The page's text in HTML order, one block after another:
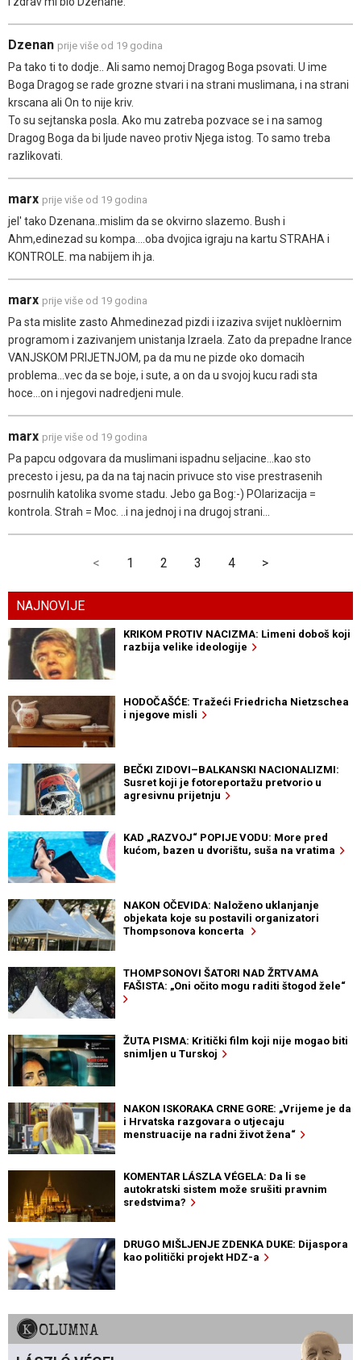
Dzenan prije više od 19 godina
Pa tako ti to dodje.. Ali samo nemoj Dragog Boga psovati. U ime
Boga Dragog se rade grozne stvari i na strani muslimana, i na strani
krscana ali On to nije kriv.
To su sejtanska posla. Ako mu zatreba pozvace se i na samog
Dragog Boga da bi ljude naveo protiv Njega istog. To samo treba
razlikovati.
marx prije više od 19 godina
jel' tako Dzenana..mislim da se okvirno slazemo. Bush i
Ahm,edinezad su kompa....oba dvojica igraju na kartu STRAHA i
KONTROLE. ma nabijem ih ja.
marx prije više od 19 godina
Pa sta mislite zasto Ahmedinezad pizdi i izaziva svijet nuklòernim
programom i zazivanjem unistanja Izraela. Zato da prepadne Irance
VANJSKOM PRIJETNJOM, pa da mu ne pizde oko domacih
problema...vec da se boje, i sute, a on da u svojoj kucu radi sta
hoce...on i njegovi nadredjeni mule.
marx prije više od 19 godina
Pa papcu odgovara da muslimani ispadnu seljacine...kao sto
precesto i jesu, pa da na taj nacin privuce sto vise prestrasenih
posrnulih katolika svome stadu. Jebo ga Bog:-) POlarizacija =
kontrola. Strah = Moc. ..i na jednoj i na drugoj strani...
< 1 2 3 4 >
NAJNOVIJE
KRIKOM PROTIV NACIZMA: Limeni doboš koji
razbija velike ideologije
HODOČAŠĆE: Tražeći Friedricha Nietzschea
i njegove misli
BEČKI ZIDOVI–BALKANSKI NACIONALIZMI:
Susret koji je fotoreportažu pretvorio u
agresivnu prijetnju
KAD „RAZVOJ“ POPIJE VODU: More pred
kućom, bazen u dvorištu, suša na vratima
NAKON OČEVIDA: Naloženo uklanjanje
objekata koje su postavili organizatori
Thompsonova koncerta
THOMPSONOVI ŠATORI NAD ŽRTVAMA
FAŠISTA: „Oni očito mogu raditi štogod žele“
ŽUTA PISMA: Kritički film koji nije mogao biti
snimljen u Turskoj
NAKON ISKORAKA CRNE GORE: „Vrijeme je da
i Hrvatska razgovara o utjecaju
menstruacije na radni život žena“
KOMENTAR LÁSZLA VÉGELA: Da li se
autokratski sistem može srušiti pravnim
sredstvima?
DRUGO MIŠLJENJE ZDENKA DUKE: Dijaspora
kao politički projekt HDZ-a
KOLUMNA